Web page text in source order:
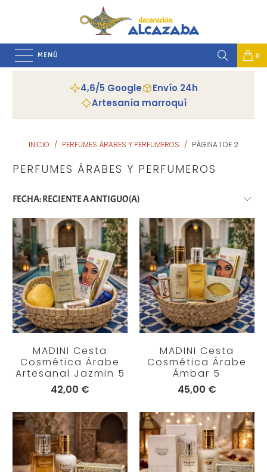
MENÚ 0
4,6/5 Google
Envío 24h
Artesanía marroquí
INICIO / PERFUMES ÁRABES Y PERFUMEROS / PÁGINA 1 DE 2
PERFUMES ÁRABES Y PERFUMEROS
MADINI Cesta
Cosmética Árabe
Artesanal Jazmin 5
42,00 €
MADINI Cesta
Cosmética Árabe
Ámbar 5
45,00 €